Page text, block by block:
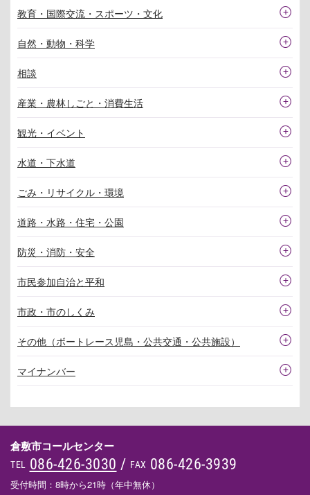
教育・国際交流・スポーツ・文化
自然・動物・科学
相談
産業・農林しごと・消費生活
観光・イベント
水道・下水道
ごみ・リサイクル・環境
道路・水路・住宅・公園
防災・消防・安全
市民参加自治と平和
市政・市のしくみ
その他（ボートレース児島・公共交通・公共施設）
マイナンバー
倉敷市コールセンター
TEL 086-426-3030 / FAX 086-426-3939
受付時間：8時から21時（年中無休）